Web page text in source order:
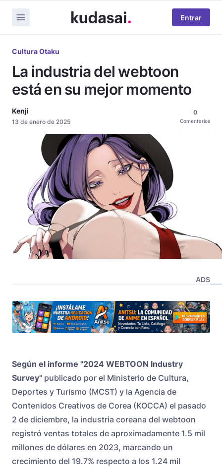
Entrar
Cultura Otaku
La industria del webtoon
está en su mejor momento
Kenji
13 de enero de 2025
0
Comentarios
ADS
Según el informe "2024 WEBTOON Industry
Survey" publicado por el Ministerio de Cultura,
Deportes y Turismo (MCST) y la Agencia de
Contenidos Creativos de Corea (KOCCA) el pasado
2 de diciembre, la industria coreana del webtoon
registró ventas totales de aproximadamente 1.5 mil
millones de dólares en 2023, marcando un
crecimiento del 19.7% respecto a los 1.24 mil